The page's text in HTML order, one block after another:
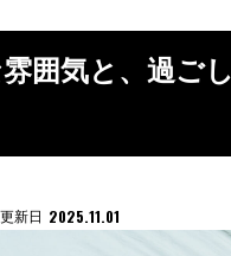
囲気と、過ご
更新日 2025.11.01